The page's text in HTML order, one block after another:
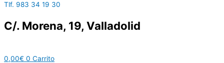
Tlf. 983 34 19 30
C/. Morena, 19, Valladolid
0,00€ 0 Carrito